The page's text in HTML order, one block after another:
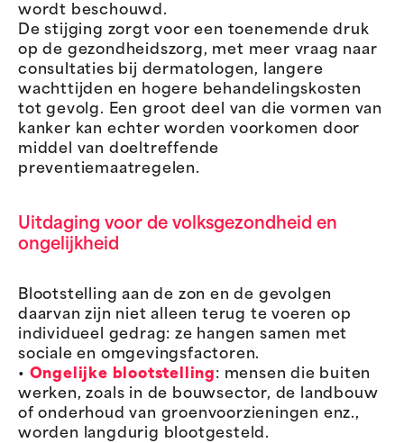
wordt beschouwd.
De stijging zorgt voor een toenemende druk
op de gezondheidszorg, met meer vraag naar
consultaties bij dermatologen, langere
wachttijden en hogere behandelingskosten
tot gevolg. Een groot deel van die vormen van
kanker kan echter worden voorkomen door
middel van doeltreffende
preventiemaatregelen.
Uitdaging voor de volksgezondheid en
ongelijkheid
Blootstelling aan de zon en de gevolgen
daarvan zijn niet alleen terug te voeren op
individueel gedrag: ze hangen samen met
sociale en omgevingsfactoren.
• Ongelijke blootstelling: mensen die buiten
werken, zoals in de bouwsector, de landbouw
of onderhoud van groenvoorzieningen enz.,
worden langdurig blootgesteld.